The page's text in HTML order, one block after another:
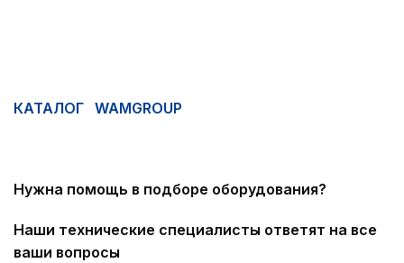
КАТАЛОГ WAMGROUP
Нужна помощь в подборе оборудования?
Наши технические специалисты ответят на все
ваши вопросы